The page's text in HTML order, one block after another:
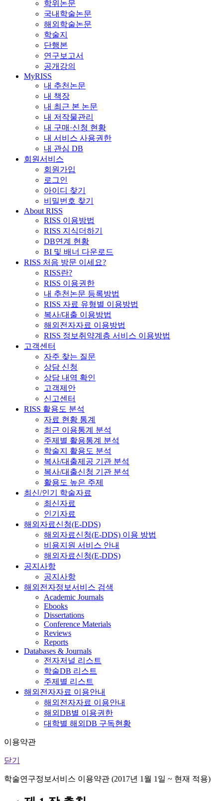
학위논문
국내학술논문
해외학술논문
학술지
단행본
연구보고서
공개강의
MyRISS
내 추천논문
내 책장
내 최근 본 논문
내 저작물관리
내 구매·신청 현황
내 서비스 사용권한
내 관심 DB
회원서비스
회원가입
로그인
아이디 찾기
비밀번호 찾기
About RISS
RISS 이용방법
RISS 지식더하기
DB연계 현황
BI 및 배너 다운로드
RISS 처음 방문 이세요?
RISS란?
RISS 이용권한
내 추천논문 등록방법
RISS 자료 유형별 이용방법
복사/대출 이용방법
해외전자자료 이용방법
RISS 정보취약계층 서비스 이용방법
고객센터
자주 찾는 질문
상담 신청
상담 내역 확인
고객제안
신고센터
RISS 활용도 분석
자료 현황 통계
최근 이용통계 분석
주제별 활용통계 분석
학술지 활용도 분석
복사/대출제공 기관 분석
복사/대출신청 기관 분석
활용도 높은 주제
최신/인기 학술자료
최신자료
인기자료
해외자료신청(E-DDS)
해외자료신청(E-DDS) 이용 방법
비용지원 서비스 안내
해외자료신청(E-DDS)
공지사항
공지사항
해외전자정보서비스 검색
Academic Journals
Ebooks
Dissertations
Conference Materials
Reviews
Reports
Databases & Journals
전자저널 리스트
학술DB 리스트
주제별 리스트
해외전자자료 이용안내
해외전자자료 이용안내
해외DB별 이용권한
대학별 해외DB 구독현황
이용약관
닫기
학술연구정보서비스 이용약관 (2017년 1월 1일 ~ 현재 적용)